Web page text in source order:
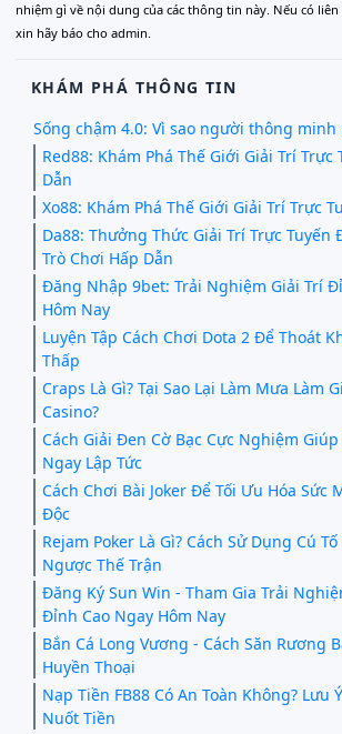
nhiệm gì về nội dung của các thông tin này. Nếu có
xin hãy báo cho admin.
KHÁM PHÁ THÔNG TIN
Sống chậm 4.0: Vì sao người thông
Red88: Khám Phá Thế Giới Giải Trí Trực
Dẫn
Xo88: Khám Phá Thế Giới Giải Trí Trực
Da88: Thưởng Thức Giải Trí Trực Tuyến
Trò Chơi Hấp Dẫn
Đăng Nhập 9bet: Trải Nghiệm Giải Trí
Hôm Nay
Luyện Tập Cách Chơi Dota 2 Để Thoát
Thấp
Craps Là Gì? Tại Sao Lại Làm Mưa Làm
Casino?
Cách Giải Đen Cờ Bạc Cực Nghiệm
Ngay Lập Tức
Cách Chơi Bài Joker Để Tối Ưu Hóa Sức
Độc
Rejam Poker Là Gì? Cách Sử Dụng Cú
Ngược Thế Trận
Đăng Ký Sun Win - Tham Gia Trải
Đỉnh Cao Ngay Hôm Nay
Bắn Cá Long Vương - Cách Săn Rương
Huyền Thoại
Nạp Tiền FB88 Có An Toàn Không? Lưu
Nuốt Tiền